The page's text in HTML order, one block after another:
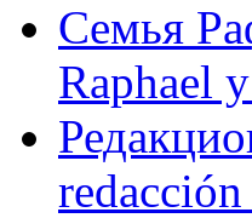
Семья
Raphael